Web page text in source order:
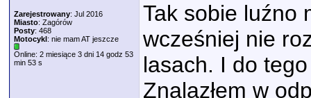
Zarejestrowany: Jul 2016
Miasto: Zagórów
Posty: 468
Motocykl: nie mam AT jeszcze
Online: 2 miesiące 3 dni 14 godz 53
min 53 s
Tak sobie luźno
wcześniej nie
lasach. I do
Znalazłem w